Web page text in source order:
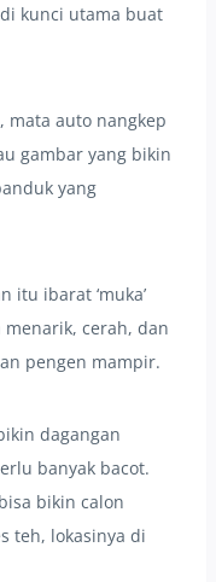
kunci utama buat
mata auto nangkep
gambar yang bikin
yang
itu ibarat ‘muka’
cerah, dan
pengen mampir.
dagangan
banyak bacot.
bikin calon
teh, lokasinya di